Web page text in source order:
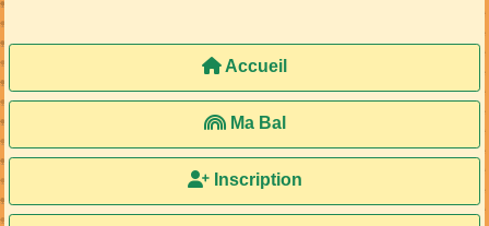
Accueil
Ma Bal
Inscription